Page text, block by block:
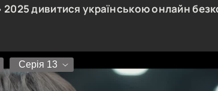
2025дивитися українською онлайн